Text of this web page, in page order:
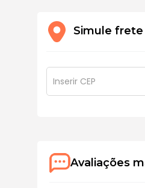
Simule
Avaliações